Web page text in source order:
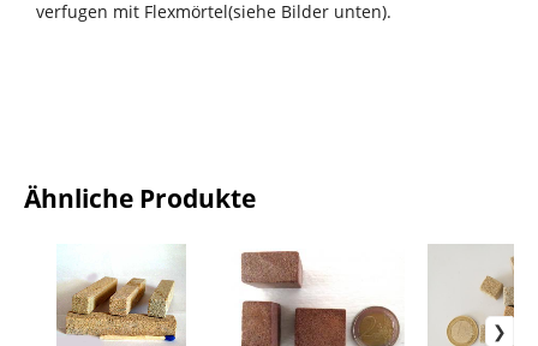
verfugen mit Flexmörtel(siehe Bilder unten).
Ähnliche Produkte